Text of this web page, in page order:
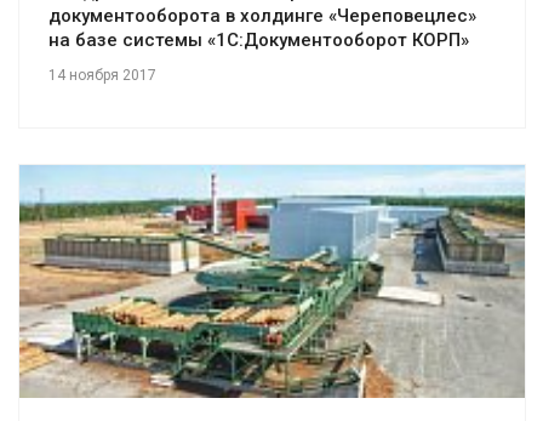
документооборота в холдинге «Череповецлес»
на базе системы «1С:Документооборот КОРП»
14 ноября 2017
Смотреть проект